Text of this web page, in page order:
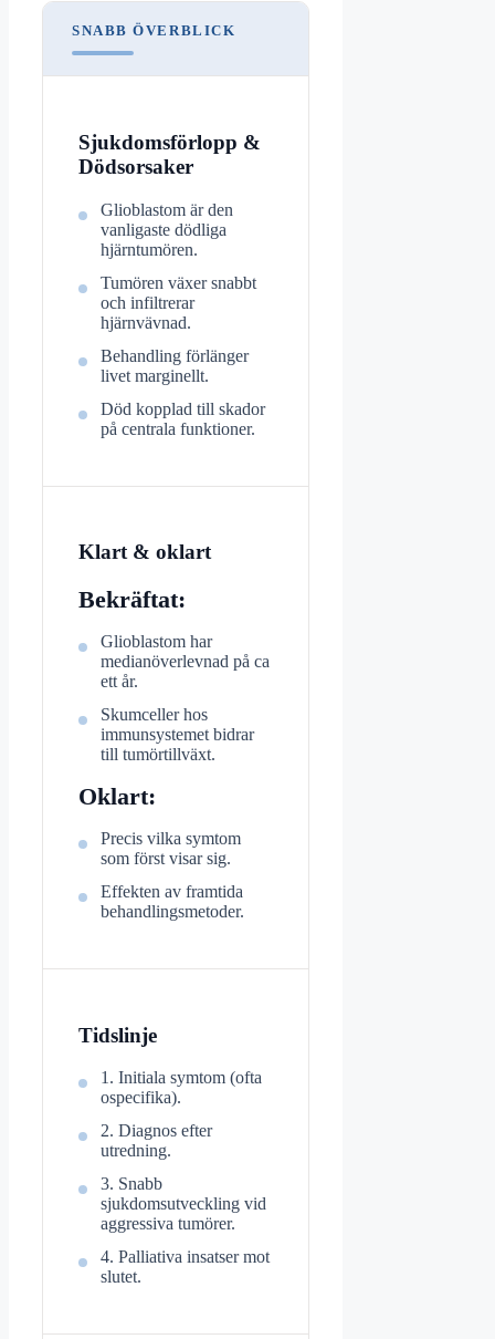
SNABB ÖVERBLICK
Sjukdomsförlopp &
Dödsorsaker
Glioblastom är den
vanligaste dödliga
hjärntumören.
Tumören växer snabbt
och infiltrerar
hjärnvävnad.
Behandling förlänger
livet marginellt.
Död kopplad till skador
på centrala funktioner.
Klart & oklart
Bekräftat:
Glioblastom har
medianöverlevnad på ca
ett år.
Skumceller hos
immunsystemet bidrar
till tumörtillväxt.
Oklart:
Precis vilka symtom
som först visar sig.
Effekten av framtida
behandlingsmetoder.
Tidslinje
1. Initiala symtom (ofta
ospecifika).
2. Diagnos efter
utredning.
3. Snabb
sjukdomsutveckling vid
aggressiva tumörer.
4. Palliativa insatser mot
slutet.